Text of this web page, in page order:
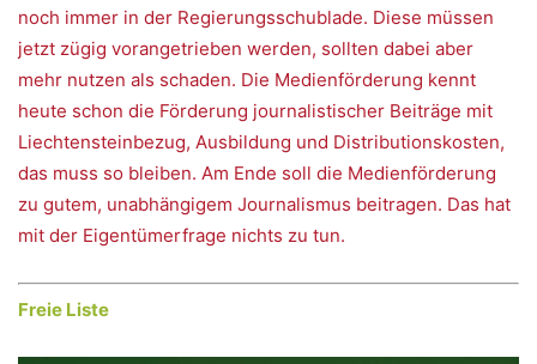
noch immer in der Regierungsschublade. Diese müssen
jetzt zügig vorangetrieben werden, sollten dabei aber
mehr nutzen als schaden. Die Medienförderung kennt
heute schon die Förderung journalistischer Beiträge mit
Liechtensteinbezug, Ausbildung und Distributionskosten,
das muss so bleiben. Am Ende soll die Medienförderung
zu gutem, unabhängigem Journalismus beitragen. Das hat
mit der Eigentümerfrage nichts zu tun.
Freie Liste